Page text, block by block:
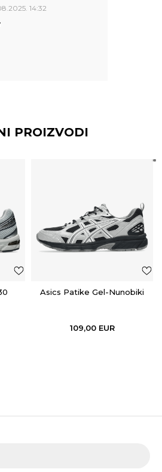
14:32
PROIZVODI
Asics Patike Gel-Nunobiki
109,00 EUR